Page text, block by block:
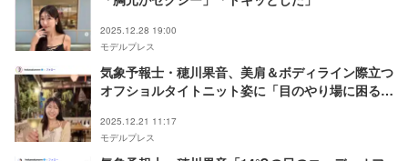
2025.12.28 19:00
モデルプレス
気象予報士・穂川果音、美肩＆ボディライン際立つ
オフショルタイトニット姿に「目のやり場に困る」
2025.12.21 11:17
モデルプレス